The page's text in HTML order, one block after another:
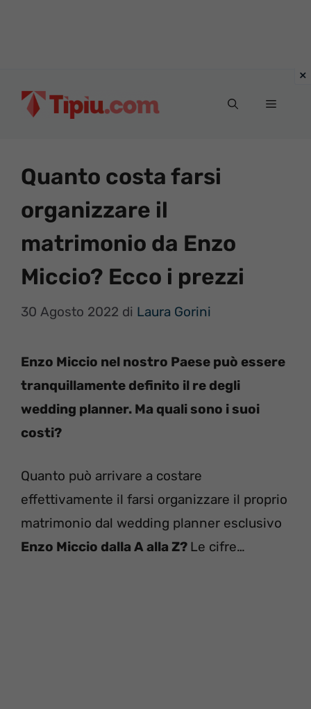
Menu
Quanto costa farsi
organizzare il
matrimonio da Enzo
Miccio? Ecco i prezzi
30 Agosto 2022 di Laura Gorini
Enzo Miccio nel nostro Paese può essere
tranquillamente definito il re degli
wedding planner. Ma quali sono i suoi
costi?
Quanto può arrivare a costare
effettivamente il farsi organizzare il proprio
matrimonio dal wedding planner esclusivo
Enzo Miccio dalla A alla Z? Le cifre…